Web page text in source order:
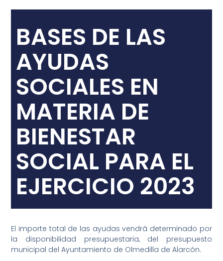
BASES DE LAS
AYUDAS
SOCIALES EN
MATERIA DE
BIENESTAR
SOCIAL PARA EL
EJERCICIO 2023
El importe total de las ayudas vendrá determinado por
la disponibilidad presupuestaria, del presupuesto
municipal del Ayuntamiento de Olmedilla de Alarcón.